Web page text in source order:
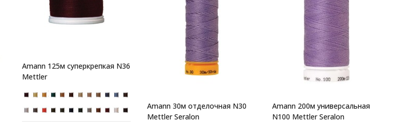
Amann 125м суперкрепкая N36
Mettler
Amann 30м отделочная N30
Mettler Seralon
Amann 200м универсальная
N100 Mettler Seralon